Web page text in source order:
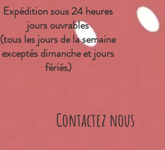
Expédition sous 24 heures
jours ouvrables
(tous les jours de la semaine
exceptés dimanche et jours
fériés)
Contactez nous